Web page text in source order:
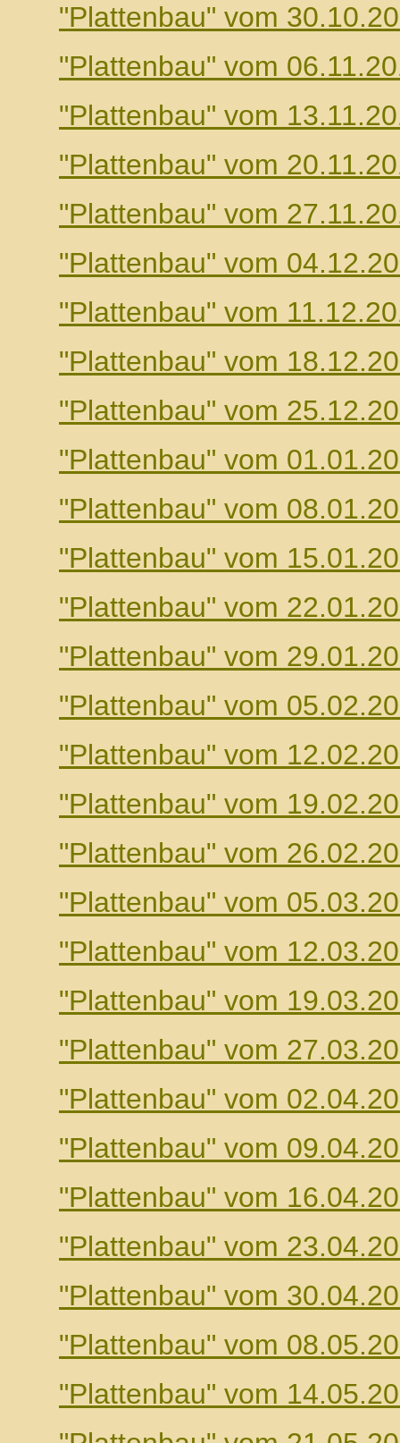
"Plattenbau" vom
"Plattenbau" vom
"Plattenbau" vom
"Plattenbau" vom
"Plattenbau" vom
"Plattenbau" vom
"Plattenbau" vom
"Plattenbau" vom
"Plattenbau" vom
"Plattenbau" vom
"Plattenbau" vom
"Plattenbau" vom
"Plattenbau" vom
"Plattenbau" vom
"Plattenbau" vom
"Plattenbau" vom
"Plattenbau" vom
"Plattenbau" vom
"Plattenbau" vom
"Plattenbau" vom
"Plattenbau" vom
"Plattenbau" vom
"Plattenbau" vom
"Plattenbau" vom
"Plattenbau" vom
"Plattenbau" vom
"Plattenbau" vom
"Plattenbau" vom
"Plattenbau" vom